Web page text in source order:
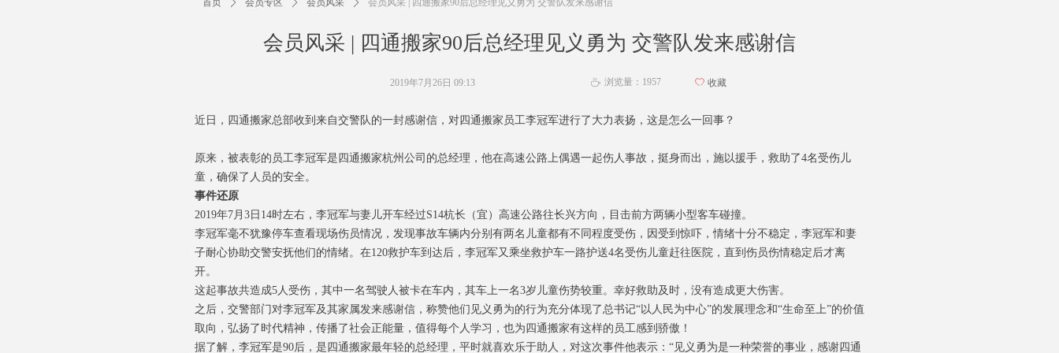
会员风采 | 四通搬家90后总经理见义勇为 交警队发来感谢信
首页 会员专区 会员风采 会员风采 | 四通搬家90后总经理见义勇为 交警队发来感谢信
近日，四通搬家总部收到来自交警队的一封感谢信，对四通搬家员工李冠军进行了大力表扬，这是怎么一回事？
原来，被表彰的员工李冠军是四通搬家杭州公司的总经理，他在高速公路上偶遇一起伤人事故，挺身而出，施以援手，救助了4名受伤儿
童，确保了人员的安全。
事件还原
2019年7月3日14时左右，李冠军与妻儿开车经过S14杭长（宜）高速公路往长兴方向，目击前方两辆小型客车碰撞。
李冠军毫不犹豫停车查看现场伤员情况，发现事故车辆内分别有两名儿童都有不同程度受伤，因受到惊吓，情绪十分不稳定，李冠军和妻
子耐心协助交警安抚他们的情绪。在120救护车到达后，李冠军又乘坐救护车一路护送4名受伤儿童赶往医院，直到伤员伤情稳定后才离
开。
这起事故共造成5人受伤，其中一名驾驶人被卡在车内，其车上一名3岁儿童伤势较重。幸好救助及时，没有造成更大伤害。
之后，交警部门对李冠军及其家属发来感谢信，称赞他们见义勇为的行为充分体现了总书记“以人民为中心”的发展理念和“生命至上”的价值
取向，弘扬了时代精神，传播了社会正能量，值得每个人学习，也为四通搬家有这样的员工感到骄傲！
据了解，李冠军是90后，是四通搬家最年轻的总经理，平时就喜欢乐于助人，对这次事件他表示：“见义勇为是一种荣誉的事业，感谢四通
2019年7月26日 09:13 ꄘ 浏览量： 1957 ꄀ 收藏